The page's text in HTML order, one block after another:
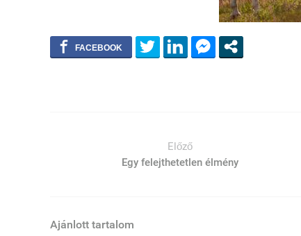
Előző
Egy felejthetetlen élmény
Ajánlott tartalom